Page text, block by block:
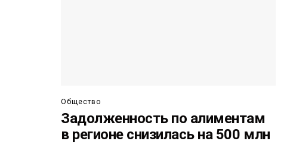
Общество
Задолженность по алиментам
в регионе снизилась на 500 млн